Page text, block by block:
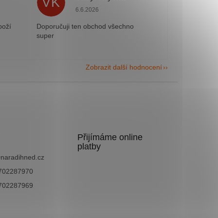
5 z 5 hvězdiček. Hodnocení obchodu je 5 z 5 hvězdiček.
6.6.2026
Doporučuji ten obchod všechno
super
Zobrazit další hodnocení
naradihned.cz
Přijímáme online
platby